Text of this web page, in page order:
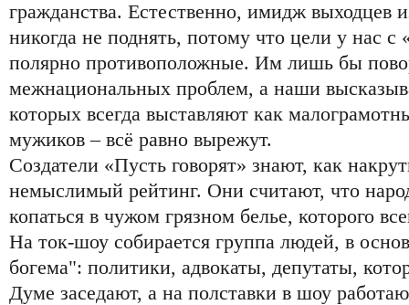
гражданства. Естественно, имидж выходцев
никогда не поднять, потому что цели у нас с
полярно противоположные. Им лишь бы
межнациональных проблем, а наши
которых всегда выставляют как
мужиков – всё равно вырежут.
Создатели «Пусть говорят» знают, как
немыслимый рейтинг. Они считают, что
копаться в чужом грязном белье, которого
На ток-шоу собирается группа людей, в
богема": политики, адвокаты, депутаты,
Думе заседают, а на полставки в шоу